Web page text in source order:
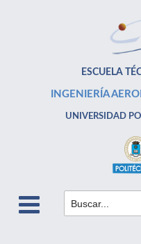
ESCUELA
INGENIERÍA
UNIVERSIDAD